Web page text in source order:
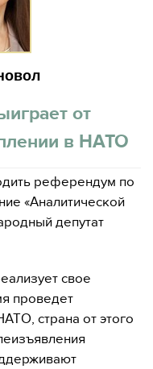
от
в НАТО
референдум по
«Аналитической
депутат
свое
проведет
страна от этого